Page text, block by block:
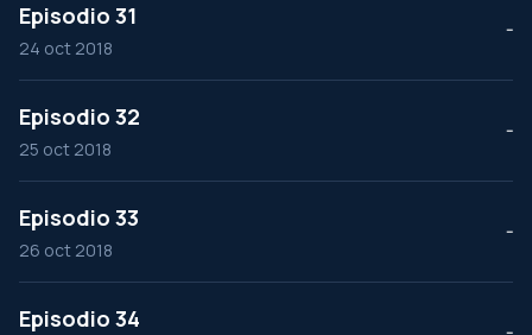
Episodio 31
24 oct 2018
--
Episodio 32
25 oct 2018
--
Episodio 33
26 oct 2018
--
Episodio 34